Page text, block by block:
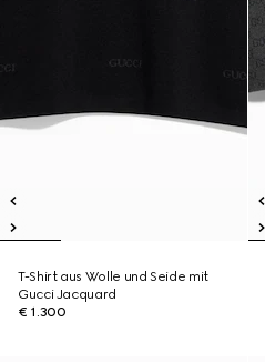
T-Shirt aus Wolle und Seide mit
Gucci Jacquard
€ 1.300